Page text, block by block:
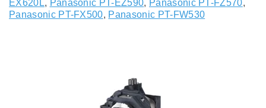
EX620L, Panasonic PT-EZ590, Panasonic PT-FZ570,
Panasonic PT-FX500, Panasonic PT-FW530